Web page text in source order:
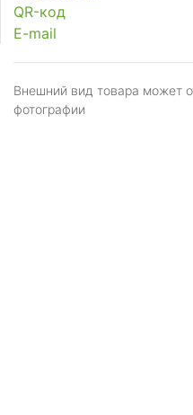
QR-код
E-mail
Внешний вид товара может
фотографии